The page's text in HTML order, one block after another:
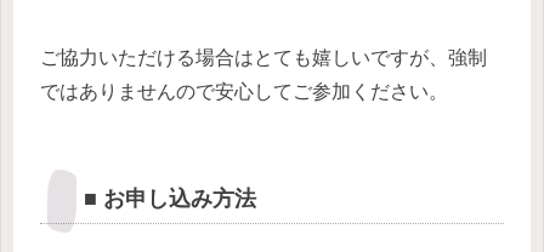
ご協力いただける場合はとても嬉しいですが、強制
ではありませんので安心してご参加ください。
■ お申し込み方法